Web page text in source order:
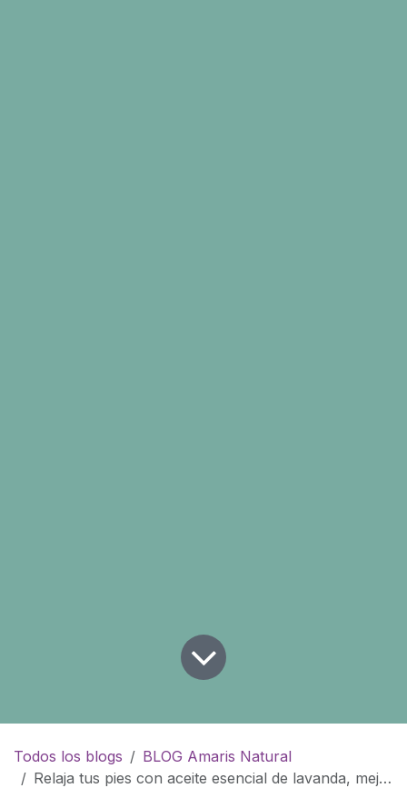
Todos los blogs
BLOG Amaris Natural
Relaja tus pies con aceite esencial de lavanda, mejorana y menta